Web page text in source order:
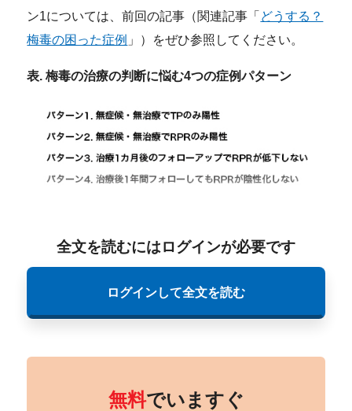
ン1については、前回の記事（関連記事「 どうする？
梅毒の困った症例 」）をぜひ参照してください。
表. 梅毒の治療の判断に悩む4つの症例パターン
全文を読むにはログインが必要です
ログインして全文を読む
無料でいますぐ